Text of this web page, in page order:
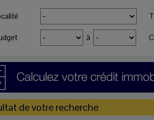
à
de votre recherche